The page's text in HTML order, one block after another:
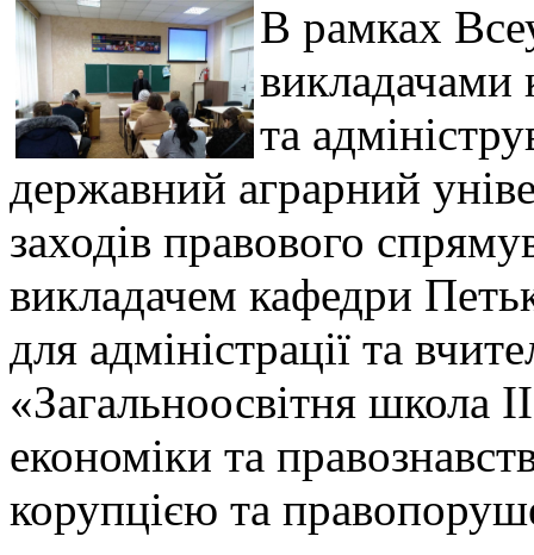
В рамках
викладачами
та
державний аграрний
заходів правового
викладачем кафедри
для адміністрації та
«Загальноосвітня школа
економіки та
корупцією та